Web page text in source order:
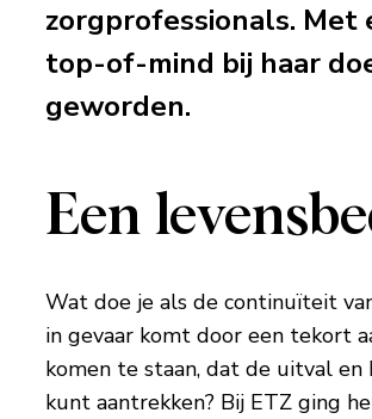
zorgprofessionals. Met
top-of-mind bij haar
geworden.
Een
Wat doe je als de continuïteit
in gevaar komt door een tekort
komen te staan, dat de uitval
kunt aantrekken? Bij ETZ ging